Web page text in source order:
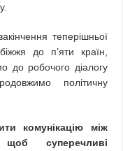
теперішньої
до п’яти країн,
до робочого діалогу
політичну
комунікацію між
щоб суперечливі